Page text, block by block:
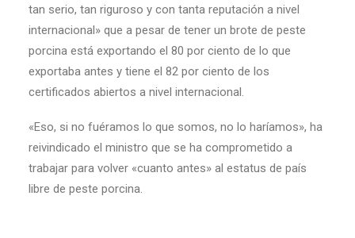
tan serio, tan riguroso y con tanta reputación a nivel
internacional» que a pesar de tener un brote de peste
porcina está exportando el 80 por ciento de lo que
exportaba antes y tiene el 82 por ciento de los
certificados abiertos a nivel internacional.
«Eso, si no fuéramos lo que somos, no lo haríamos», ha
reivindicado el ministro que se ha comprometido a
trabajar para volver «cuanto antes» al estatus de país
libre de peste porcina.